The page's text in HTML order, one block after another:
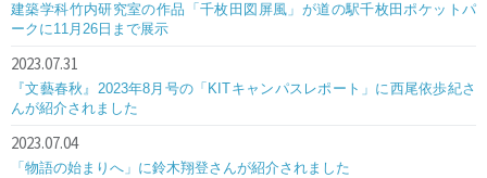
建築学科竹内研究室の作品「千枚田図屏風」が道の駅千枚田ポケットパ
ークに11月26日まで展示
2023.07.31
『文藝春秋』2023年8月号の「KITキャンパスレポート」に西尾依歩紀さ
んが紹介されました
2023.07.04
「物語の始まりへ」に鈴木翔登さんが紹介されました